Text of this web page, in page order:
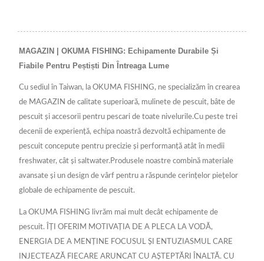
MAGAZIN | OKUMA FISHING: Echipamente Durabile Și
Fiabile Pentru Peștiști Din Întreaga Lume
Cu sediul în Taiwan, la OKUMA FISHING, ne specializăm în crearea
de MAGAZIN de calitate superioară, mulinete de pescuit, bâte de
pescuit și accesorii pentru pescari de toate nivelurile.Cu peste trei
decenii de experiență, echipa noastră dezvoltă echipamente de
pescuit concepute pentru precizie și performanță atât în medii
freshwater, cât și saltwater.Produsele noastre combină materiale
avansate și un design de vârf pentru a răspunde cerințelor piețelor
globale de echipamente de pescuit.
La OKUMA FISHING livrăm mai mult decât echipamente de
pescuit. ÎȚI OFERIM MOTIVAȚIA DE A PLECA LA VODĂ,
ENERGIA DE A MENȚINE FOCUSUL ȘI ENTUZIASMUL CARE
INJECTEAZĂ FIECARE ARUNCAT CU AȘTEPTĂRI ÎNALTĂ. CU